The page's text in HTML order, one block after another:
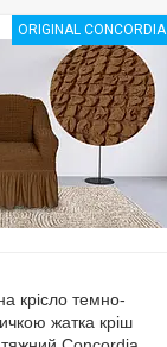
ORIGINAL CONCORDIA
крісло темно-
жатка кріш